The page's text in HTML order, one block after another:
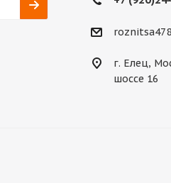
г. Елец,
шоссе 16